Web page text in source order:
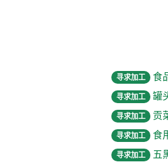
寻求加工 食
寻求加工 罐
寻求加工 贡
寻求加工 食
寻求加工 五